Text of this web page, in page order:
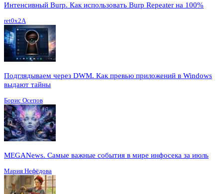
Интенсивный Burp. Как использовать Burp Repeater на 100%
ret0x2A
Подглядываем через DWM. Как превью приложений в Windows
выдают тайны
Борис Осепов
MEGANews. Cамые важные события в мире инфосека за июль
Мария Нефёдова